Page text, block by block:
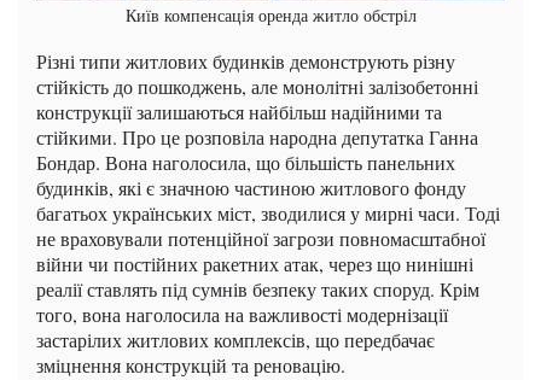
Київ компенсація оренда житло обстріл
Різні типи житлових будинків демонструють різну
стійкість до пошкоджень, але монолітні залізобетонні
конструкції залишаються найбільш надійними та
стійкими. Про це розповіла народна депутатка Ганна
Бондар. Вона наголосила, що більшість панельних
будинків, які є значною частиною житлового фонду
багатьох українських міст, зводилися у мирні часи. Тоді
не враховували потенційної загрози повномасштабної
війни чи постійних ракетних атак, через що нинішні
реалії ставлять під сумнів безпеку таких споруд. Крім
того, вона наголосила на важливості модернізації
застарілих житлових комплексів, що передбачає
зміцнення конструкцій та реновацію.